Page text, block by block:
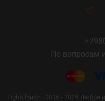
По вопросам
Lightcloud.ru 2016 - 2025 Любое